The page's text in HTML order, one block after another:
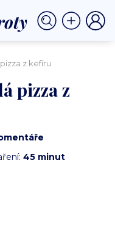
z kefíru
pizza z
45 minut